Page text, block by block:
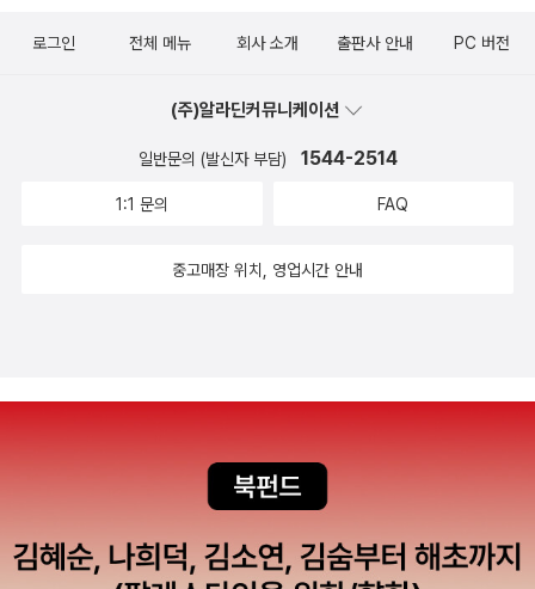
록 획을 절제하고 여백을 최대한 운용한다. 화려한 채색 대신 먹을 주
(書畵)의 진수가 졸박(拙樸)함에 있다는 동양서화론의 실천적 결과
물이기도 하다. 오규원 시인 1주기를 맞아 출간된 유고시집 『두두』에
칼날 같은 언어 구사보다는 한결 투명성을 지닌 쪽으로 기울어져 있
의 뒤편이 어떻게 장식되어야 하는가를 알기라도 한 것처럼. 그러한
다. 시인 자신의 내면 정감의 개입을 차단하고 단지 사물 현상을 옮겨
단한다고 해서 시인의 성향과 사유와 시선과 시적 교감이 모두 막아
로그인 전체 메뉴 회사 소개 출판사 안내 PC 버전
(주)알라딘커뮤니케이션
일반문의 (발신자 부담) 1544-2514
1:1 문의 FAQ
중고매장 위치, 영업시간 안내